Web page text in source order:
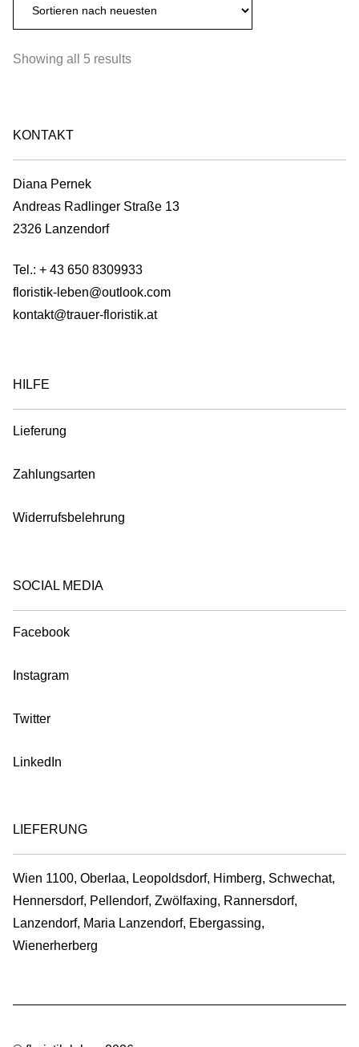
Showing all 5 resultsSorted
KONTAKT
Diana Pernek
Andreas Radlinger Straße 13
2326 Lanzendorf
Tel.: + 43 650 8309933
floristik-leben@outlook.com
kontakt@trauer-floristik.at
HILFE
Lieferung
Zahlungsarten
Widerrufsbelehrung
SOCIAL MEDIA
Facebook
Instagram
Twitter
LinkedIn
LIEFERUNG
Wien 1100, Oberlaa, Leopoldsdorf, Himberg, Schwechat,
Hennersdorf, Pellendorf, Zwölfaxing, Rannersdorf,
Lanzendorf, Maria Lanzendorf, Ebergassing,
Wienerherberg